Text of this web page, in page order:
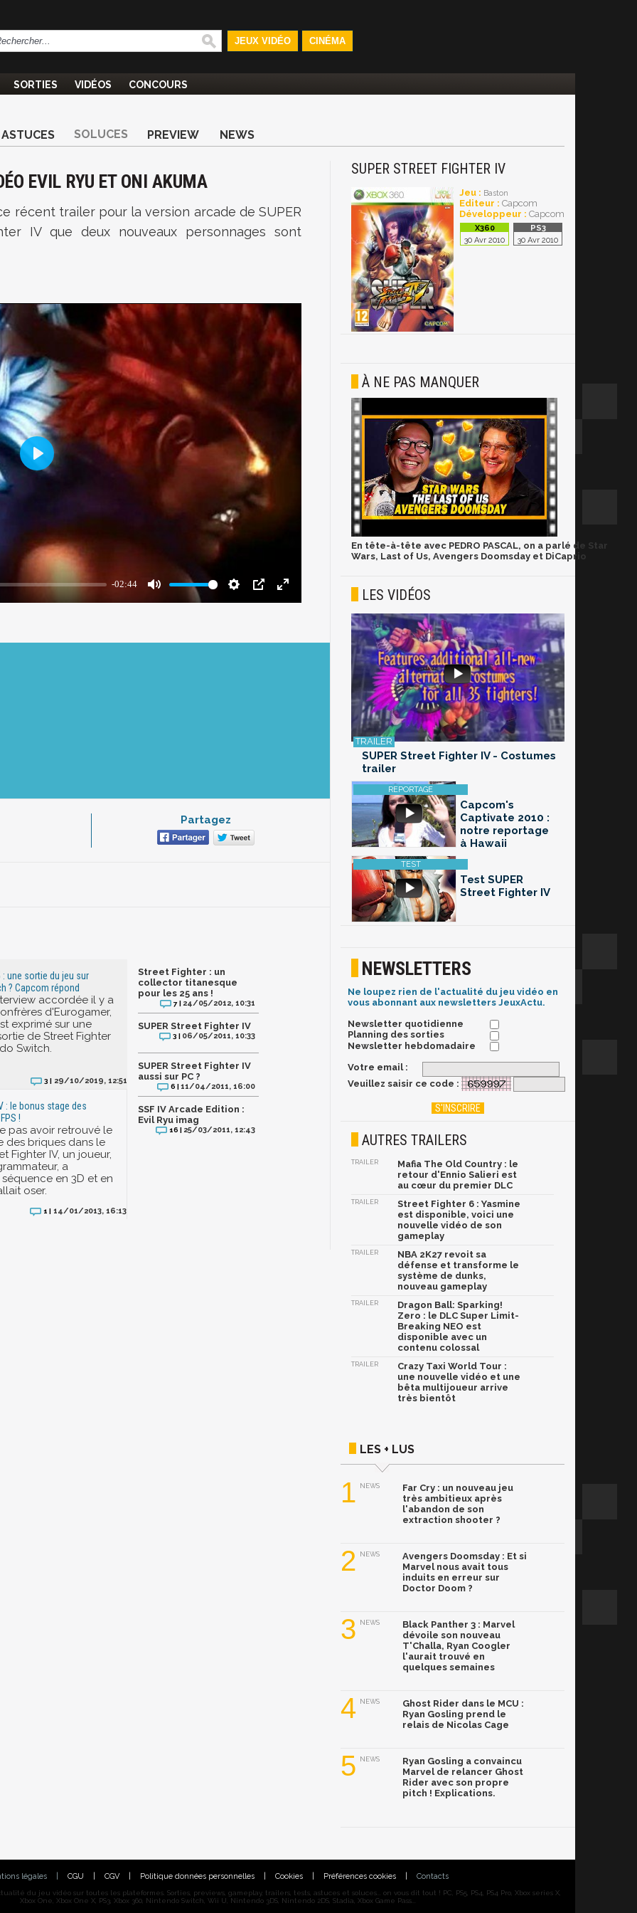
JEUX VIDÉO CINÉMA
SORTIES VIDÉOS CONCOURS
ASTUCES SOLUCES PREVIEW NEWS
EVIL RYU ET ONI AKUMA
récent trailer pour la version arcade de SUPER
IV que deux nouveaux personnages sont
Partagez
: une sortie du jeu sur
? Capcom répond
accordée il y a
d'Eurogamer,
exprimé sur une
de Street Fighter
Switch.
3 | 29/10/2019, 12:51
: le bonus stage des
!
pas avoir retrouvé le
des briques dans le
Fighter IV, un joueur,
a
en 3D et en
oser.
1 | 14/01/2013, 16:13
Street Fighter : un
collector titanesque
pour les 25 ans !
7 | 24/05/2012, 10:31
SUPER Street Fighter IV
3 | 06/05/2011, 10:33
SUPER Street Fighter IV
aussi sur PC ?
6 |11/04/2011, 16:00
SSF IV Arcade Edition :
Evil Ryu imag
16 | 25/03/2011, 12:43
SUPER STREET FIGHTER IV
Jeu : Baston
Editeur : Capcom
Développeur : Capcom
30 Avr 2010 30 Avr 2010
À NE PAS MANQUER
En tête-à-tête avec PEDRO PASCAL, on a parlé de Star
Wars, Last of Us, Avengers Doomsday et DiCaprio
LES VIDÉOS
SUPER Street Fighter IV - Costumes
trailer
Capcom's
Captivate 2010 :
notre reportage
à Hawaii
Test SUPER
Street Fighter IV
NEWSLETTERS
Ne loupez rien de l'actualité du jeu vidéo en
vous abonnant aux newsletters JeuxActu.
Newsletter quotidienne
Planning des sorties
Newsletter hebdomadaire
Votre email :
Veuillez saisir ce code :
AUTRES TRAILERS
TRAILER
Mafia The Old Country : le
retour d'Ennio Salieri est
au cœur du premier DLC
TRAILER
Street Fighter 6 : Yasmine
est disponible, voici une
nouvelle vidéo de son
gameplay
TRAILER
NBA 2K27 revoit sa
défense et transforme le
système de dunks,
nouveau gameplay
TRAILER
Dragon Ball: Sparking!
Zero : le DLC Super Limit-
Breaking NEO est
disponible avec un
contenu colossal
TRAILER
Crazy Taxi World Tour :
une nouvelle vidéo et une
bêta multijoueur arrive
très bientôt
LES + LUS
1 NEWS
Far Cry : un nouveau jeu
très ambitieux après
l'abandon de son
extraction shooter ?
2 NEWS
Avengers Doomsday : Et si
Marvel nous avait tous
induits en erreur sur
Doctor Doom ?
3 NEWS
Black Panther 3 : Marvel
dévoile son nouveau
T'Challa, Ryan Coogler
l'aurait trouvé en
quelques semaines
4 NEWS
Ghost Rider dans le MCU :
Ryan Gosling prend le
relais de Nicolas Cage
5 NEWS
Ryan Gosling a convaincu
Marvel de relancer Ghost
Rider avec son propre
pitch ! Explications.
légales CGU CGV Politique données personnelles Cookies Préférences cookies Contacts
du jeu vidéo sur toutes les plateformes. Sorties, previews, gameplay, trailers, tests, astuces et soluces... on vous dit tout ! PC, PS5, PS4, PS4 Pro, Xbox series X,
Xbox One, Xbox One X, PS3, Xbox 360, Nintendo Switch, Wii U, Nintendo 3DS, Nintendo 2DS, Stadia, Xbox Game Pass...